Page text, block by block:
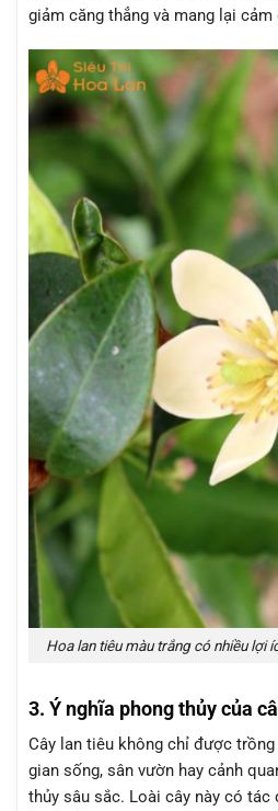
giảm căng thẳng và mang lại
Hoa lan tiêu màu trắng có nhiều lợi
3. Ý nghĩa phong thủy của
Cây lan tiêu không chỉ được
gian sống, sân vườn hay cảnh
thủy sâu sắc. Loài cây này có tác